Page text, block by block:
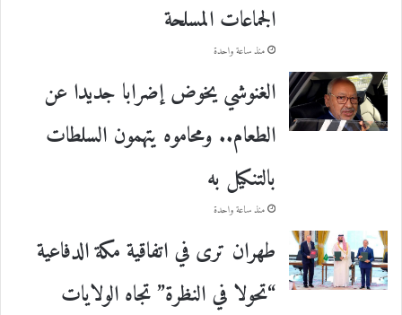
الجماعات المسلحة
منذ ساعة واحدة
الغنوشي يخوض إضرابا جديدا عن
الطعام.. ومحاموه يتهمون السلطات
بالتنكيل به
منذ ساعة واحدة
طهران ترى في اتفاقية مكة الدفاعية
“تحولا في النظرة” تجاه الولايات